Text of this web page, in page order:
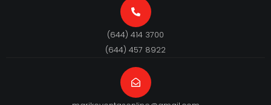
(644) 414 3700
(644) 457 8922